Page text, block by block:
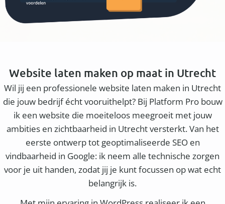
Website laten maken op maat in Utrecht
Wil jij een professionele website laten maken in Utrecht
die jouw bedrijf écht vooruithelpt? Bij Platform Pro bouw
ik een website die moeiteloos meegroeit met jouw
ambities en zichtbaarheid in Utrecht versterkt. Van het
eerste ontwerp tot geoptimaliseerde SEO en
vindbaarheid in Google: ik neem alle technische zorgen
voor je uit handen, zodat jij je kunt focussen op wat echt
belangrijk is.